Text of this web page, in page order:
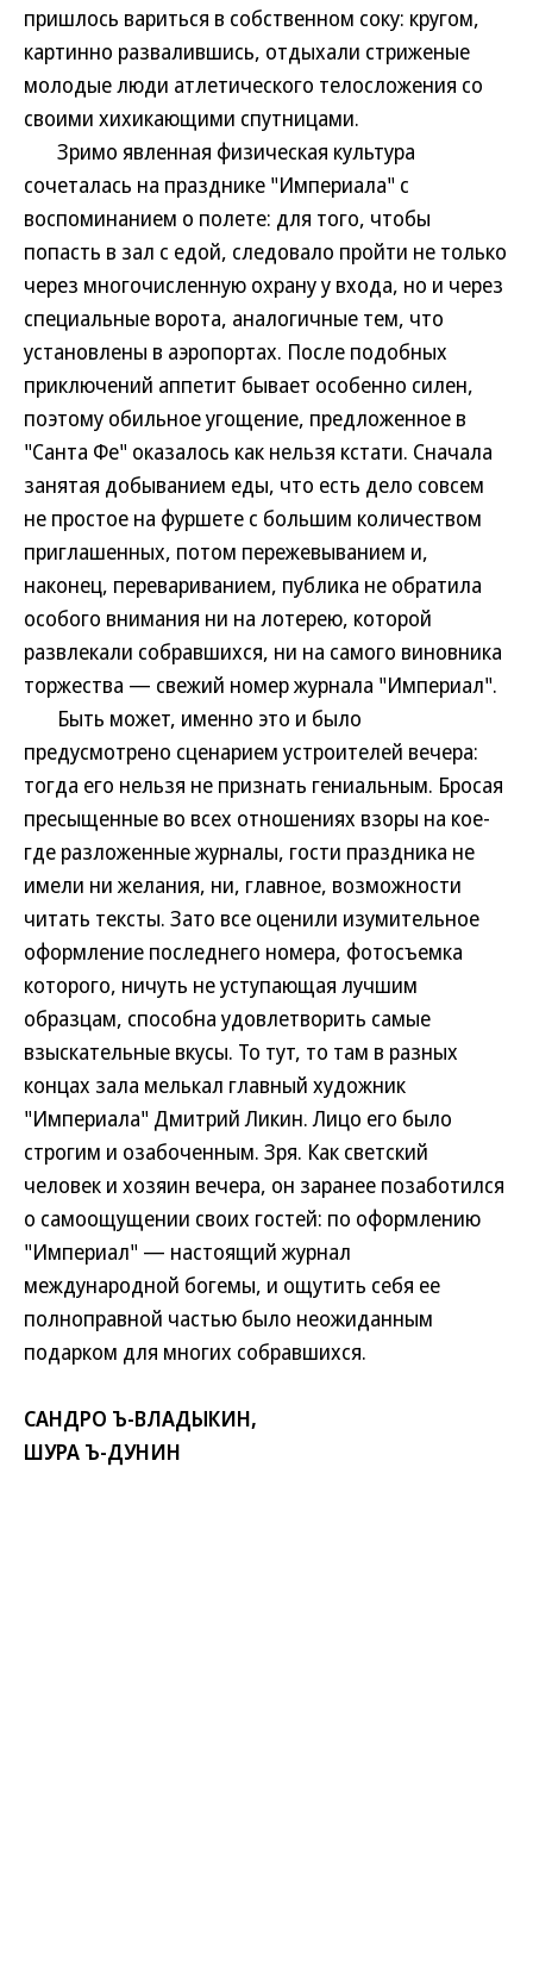
пришлось вариться в собственном соку: кругом,
картинно развалившись, отдыхали стриженые
молодые люди атлетического телосложения со
своими хихикающими спутницами.
Зримо явленная физическая культура
сочеталась на празднике "Империала" с
воспоминанием о полете: для того, чтобы
попасть в зал с едой, следовало пройти не только
через многочисленную охрану у входа, но и через
специальные ворота, аналогичные тем, что
установлены в аэропортах. После подобных
приключений аппетит бывает особенно силен,
поэтому обильное угощение, предложенное в
"Санта Фе" оказалось как нельзя кстати. Сначала
занятая добыванием еды, что есть дело совсем
не простое на фуршете с большим количеством
приглашенных, потом пережевыванием и,
наконец, перевариванием, публика не обратила
особого внимания ни на лотерею, которой
развлекали собравшихся, ни на самого виновника
торжества — свежий номер журнала "Империал".
Быть может, именно это и было
предусмотрено сценарием устроителей вечера:
тогда его нельзя не признать гениальным. Бросая
пресыщенные во всех отношениях взоры на кое-
где разложенные журналы, гости праздника не
имели ни желания, ни, главное, возможности
читать тексты. Зато все оценили изумительное
оформление последнего номера, фотосъемка
которого, ничуть не уступающая лучшим
образцам, способна удовлетворить самые
взыскательные вкусы. То тут, то там в разных
концах зала мелькал главный художник
"Империала" Дмитрий Ликин. Лицо его было
строгим и озабоченным. Зря. Как светский
человек и хозяин вечера, он заранее позаботился
о самоощущении своих гостей: по оформлению
"Империал" — настоящий журнал
международной богемы, и ощутить себя ее
полноправной частью было неожиданным
подарком для многих собравшихся.
САНДРО Ъ-ВЛАДЫКИН,
ШУРА Ъ-ДУНИН